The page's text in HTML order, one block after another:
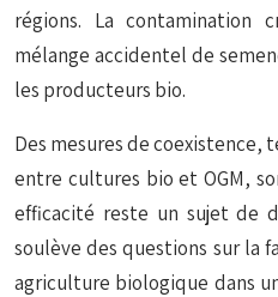
régions. La contamination
mélange accidentel de
les producteurs bio.
Des mesures de coexistence,
entre cultures bio et OGM,
efficacité reste un sujet de
soulève des questions sur la
agriculture biologique dans